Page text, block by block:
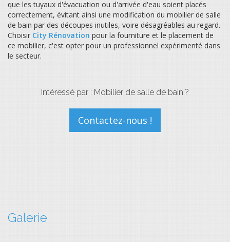
que les tuyaux d'évacuation ou d'arrivée d'eau soient placés
correctement, évitant ainsi une modification du mobilier de salle
de bain par des découpes inutiles, voire désagréables au regard.
Choisir City Rénovation pour la fourniture et le placement de
ce mobilier, c'est opter pour un professionnel expérimenté dans
le secteur.
Intéressé par : Mobilier de salle de bain ?
Galerie